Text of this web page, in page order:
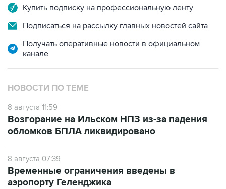
Купить подписку на профессиональную ленту
Подписаться на рассылку главных новостей сайта
Получать оперативные новости в официальном
канале
НОВОСТИ ПО ТЕМЕ
8 августа 11:59
Возгорание на Ильском НПЗ из-за падения
обломков БПЛА ликвидировано
8 августа 07:39
Временные ограничения введены в
аэропорту Геленджика